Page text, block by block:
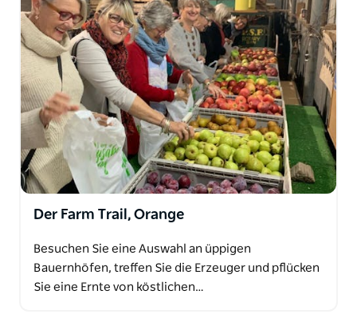
Der Farm Trail, Orange
Besuchen Sie eine Auswahl an üppigen
Bauernhöfen, treffen Sie die Erzeuger und pflücken
Sie eine Ernte von köstlichen…